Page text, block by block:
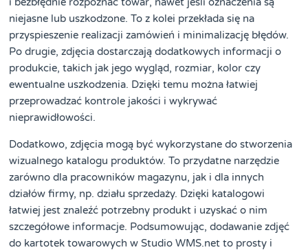
niejasne lub uszkodzone. To z kolei przekłada się na
przyspieszenie realizacji zamówień i minimalizację błędów.
Po drugie, zdjęcia dostarczają dodatkowych informacji o
produkcie, takich jak jego wygląd, rozmiar, kolor czy
ewentualne uszkodzenia. Dzięki temu można łatwiej
przeprowadzać kontrole jakości i wykrywać
nieprawidłowości.
Dodatkowo, zdjęcia mogą być wykorzystane do stworzenia
wizualnego katalogu produktów. To przydatne narzędzie
zarówno dla pracowników magazynu, jak i dla innych
działów firmy, np. działu sprzedaży. Dzięki katalogowi
łatwiej jest znaleźć potrzebny produkt i uzyskać o nim
szczegółowe informacje. Podsumowując, dodawanie zdjęć
do kartotek towarowych w Studio WMS.net to prosty i